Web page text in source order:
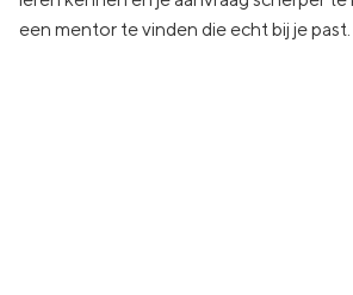
een mentor te vinden die echt bij je past.